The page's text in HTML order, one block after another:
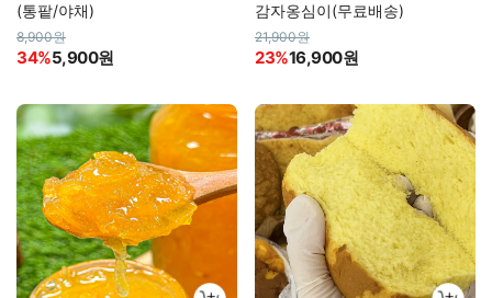
(통팥/야채)
8,900원
34%5,900원
감자옹심이(무료배송)
21,900원
23%16,900원